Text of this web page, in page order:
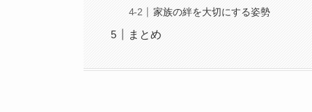
家族の絆を大切にする姿勢
まとめ